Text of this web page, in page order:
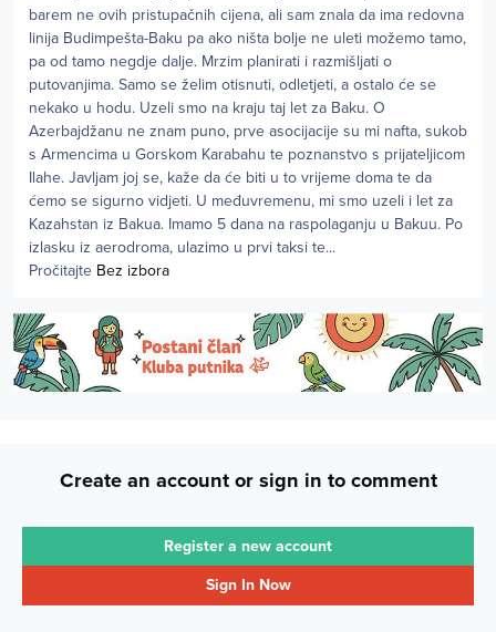
barem ne ovih pristupačnih cijena, ali sam znala da ima redovna
linija Budimpešta-Baku pa ako ništa bolje ne uleti možemo tamo,
pa od tamo negdje dalje. Mrzim planirati i razmišljati o
putovanjima. Samo se želim otisnuti, odletjeti, a ostalo će se
nekako u hodu. Uzeli smo na kraju taj let za Baku. O
Azerbajdžanu ne znam puno, prve asocijacije su mi nafta, sukob
s Armencima u Gorskom Karabahu te poznanstvo s prijateljicom
Ilahe. Javljam joj se, kaže da će biti u to vrijeme doma te da
ćemo se sigurno vidjeti. U međuvremenu, mi smo uzeli i let za
Kazahstan iz Bakua. Imamo 5 dana na raspolaganju u Bakuu. Po
izlasku iz aerodroma, ulazimo u prvi taksi te...
Pročitajte Bez izbora
Create an account or sign in to comment
Register a new account
Sign In Now